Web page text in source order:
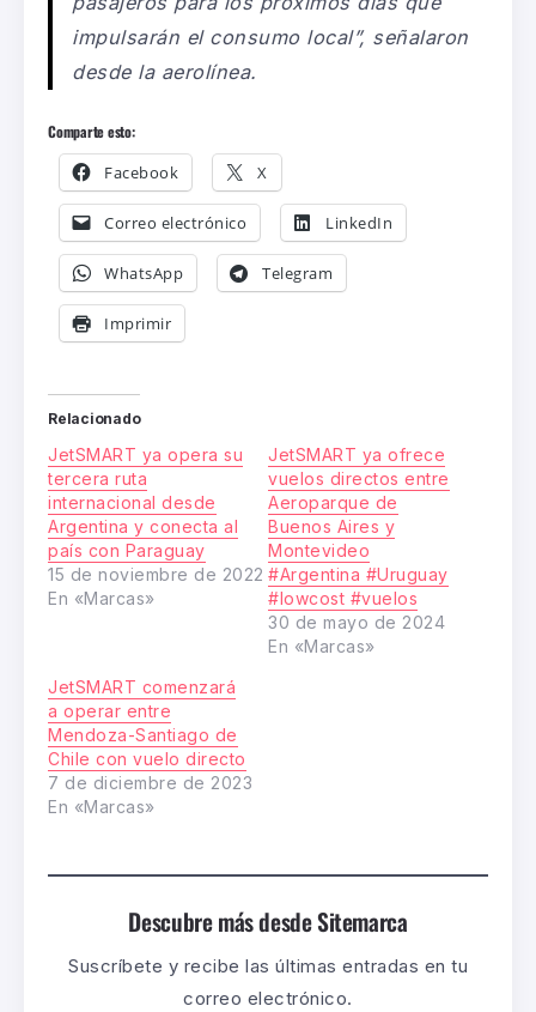
impulsarán el consumo local”, señalaron
desde la aerolínea.
Comparte esto:
Facebook X
Correo electrónico LinkedIn
WhatsApp Telegram
Imprimir
Relacionado
JetSMART ya opera su
tercera ruta
internacional desde
Argentina y conecta al
país con Paraguay
15 de noviembre de 2022
En «Marcas»
JetSMART ya ofrece
vuelos directos entre
Aeroparque de
Buenos Aires y
Montevideo
#Argentina #Uruguay
#lowcost #vuelos
30 de mayo de 2024
En «Marcas»
JetSMART comenzará
a operar entre
Mendoza-Santiago de
Chile con vuelo directo
7 de diciembre de 2023
En «Marcas»
Descubre más desde Sitemarca
Suscríbete y recibe las últimas entradas en tu
correo electrónico.